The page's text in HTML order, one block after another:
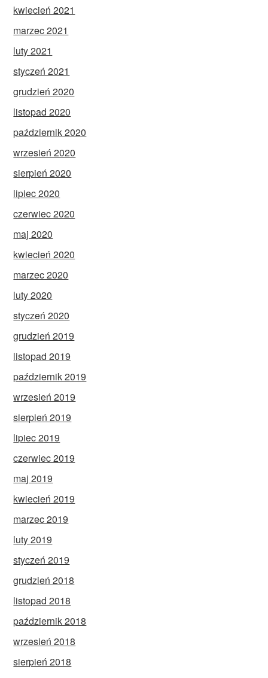
kwiecień 2021
marzec 2021
luty 2021
styczeń 2021
grudzień 2020
listopad 2020
październik 2020
wrzesień 2020
sierpień 2020
lipiec 2020
czerwiec 2020
maj 2020
kwiecień 2020
marzec 2020
luty 2020
styczeń 2020
grudzień 2019
listopad 2019
październik 2019
wrzesień 2019
sierpień 2019
lipiec 2019
czerwiec 2019
maj 2019
kwiecień 2019
marzec 2019
luty 2019
styczeń 2019
grudzień 2018
listopad 2018
październik 2018
wrzesień 2018
sierpień 2018